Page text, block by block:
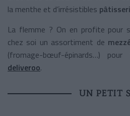
la menthe et d’irrésistibles
La flemme ? On en profite pour
chez soi un assortiment de
(fromage-bœuf-épinards…)
deliveroo.
UN PETIT